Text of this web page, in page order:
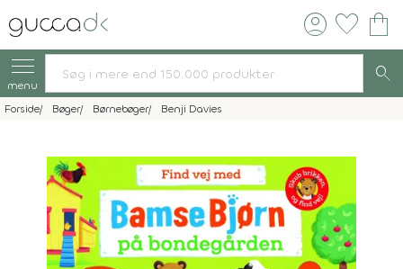
account_circle favorite shopping_bag
menu search
Forside Bøger Børnebøger Benji Davies